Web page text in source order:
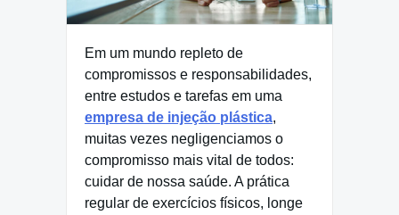
Em um mundo repleto de
compromissos e responsabilidades,
entre estudos e tarefas em uma
empresa de injeção plástica,
muitas vezes negligenciamos o
compromisso mais vital de todos:
cuidar de nossa saúde. A prática
regular de exercícios físicos, longe